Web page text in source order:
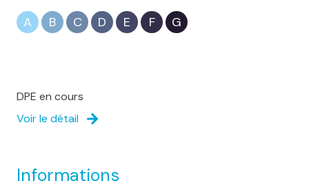
exposition Sud-Ouest
terrasse
visiophone
A B C D E F G
DPE en cours
Voir le détail
Informations